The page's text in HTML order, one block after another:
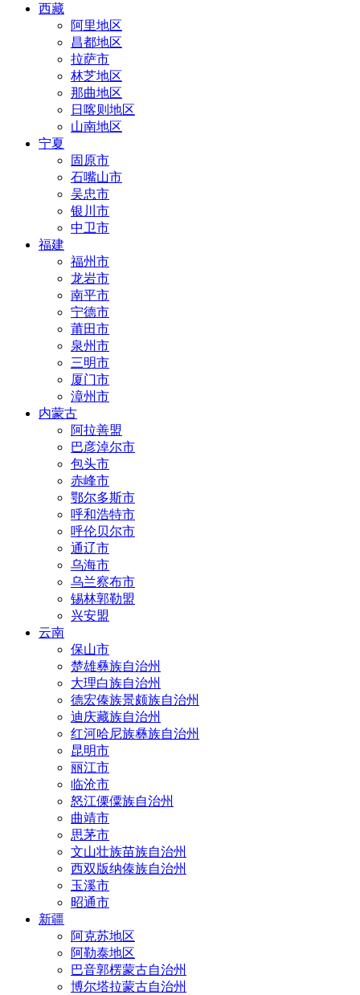
西藏
阿里地区
昌都地区
拉萨市
林芝地区
那曲地区
日喀则地区
山南地区
宁夏
固原市
石嘴山市
吴忠市
银川市
中卫市
福建
福州市
龙岩市
南平市
宁德市
莆田市
泉州市
三明市
厦门市
漳州市
内蒙古
阿拉善盟
巴彦淖尔市
包头市
赤峰市
鄂尔多斯市
呼和浩特市
呼伦贝尔市
通辽市
乌海市
乌兰察布市
锡林郭勒盟
兴安盟
云南
保山市
楚雄彝族自治州
大理白族自治州
德宏傣族景颇族自治州
迪庆藏族自治州
红河哈尼族彝族自治州
昆明市
丽江市
临沧市
怒江傈僳族自治州
曲靖市
思茅市
文山壮族苗族自治州
西双版纳傣族自治州
玉溪市
昭通市
新疆
阿克苏地区
阿勒泰地区
巴音郭楞蒙古自治州
博尔塔拉蒙古自治州